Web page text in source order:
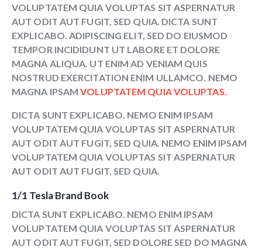
VOLUPTATEM QUIA VOLUPTAS SIT ASPERNATUR
AUT ODIT AUT FUGIT, SED QUIA. DICTA SUNT
EXPLICABO. ADIPISCING ELIT, SED DO EIUSMOD
TEMPOR INCIDIDUNT UT LABORE ET DOLORE
MAGNA ALIQUA. UT ENIM AD VENIAM QUIS
NOSTRUD EXERCITATION ENIM ULLAMCO. NEMO
MAGNA IPSAMVOLUPTATEM QUIA VOLUPTAS.
DICTA SUNT EXPLICABO. NEMO ENIM IPSAM
VOLUPTATEM QUIA VOLUPTAS SIT ASPERNATUR
AUT ODIT AUT FUGIT, SED QUIA. NEMO ENIM IPSAM
VOLUPTATEM QUIA VOLUPTAS SIT ASPERNATUR
AUT ODIT AUT FUGIT, SED QUIA.
1/1 Tesla Brand Book
DICTA SUNT EXPLICABO. NEMO ENIM IPSAM
VOLUPTATEM QUIA VOLUPTAS SIT ASPERNATUR
AUT ODIT AUT FUGIT, SED DOLORE SED DO MAGNA